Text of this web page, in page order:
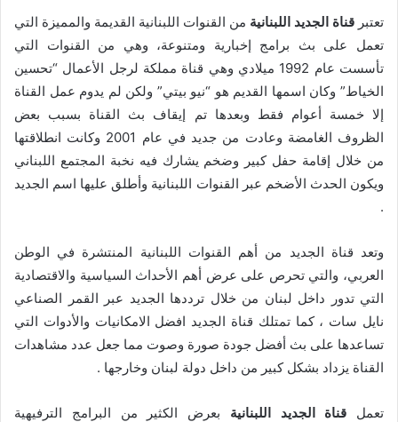
تعتبر قناة الجديد اللبنانية من القنوات اللبنانية القديمة والمميزة التي
تعمل على بث برامج إخبارية ومتنوعة، وهي من القنوات التي
تأسست عام 1992 ميلادي وهي قناة مملكة لرجل الأعمال “تحسين
الخياط” وكان اسمها القديم هو “نيو بيتي” ولكن لم يدوم عمل القناة
إلا خمسة أعوام فقط وبعدها تم إيقاف بث القناة بسبب بعض
الظروف الغامضة وعادت من جديد في عام 2001 وكانت انطلاقتها
من خلال إقامة حفل كبير وضخم يشارك فيه نخبة المجتمع اللبناني
ويكون الحدث الأضخم عبر القنوات اللبنانية وأطلق عليها اسم الجديد
.
وتعد قناة الجديد من أهم القنوات اللبنانية المنتشرة في الوطن
العربي، والتي تحرص على عرض أهم الأحداث السياسية والاقتصادية
التي تدور داخل لبنان من خلال ترددها الجديد عبر القمر الصناعي
نايل سات ، كما تمتلك قناة الجديد افضل الامكانيات والأدوات التي
تساعدها على بث أفضل جودة صورة وصوت مما جعل عدد مشاهدات
القناة يزداد بشكل كبير من داخل دولة لبنان وخارجها .
تعمل قناة الجديد اللبنانية بعرض الكثير من البرامج الترفيهية